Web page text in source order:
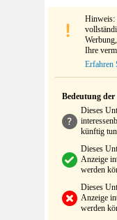
Hinweis:
Ihre
Erfahren
Bedeutung der
Dieses
künftig
Dieses
Anzeige
werden
Dieses
Anzeige
werden